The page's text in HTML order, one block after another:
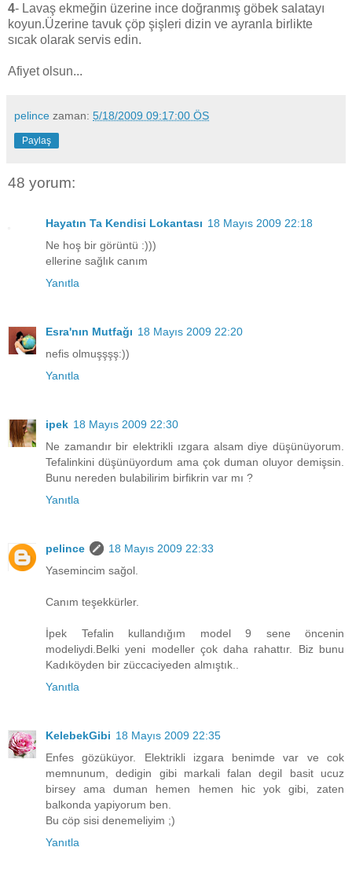
4- Lavaş ekmeğin üzerine ince doğranmış göbek salatayı
koyun.Üzerine tavuk çöp şişleri dizin ve ayranla birlikte
sıcak olarak servis edin.
Afiyet olsun...
pelince zaman: 5/18/2009 09:17:00 ÖS
Paylaş
48 yorum:
Hayatın Ta Kendisi Lokantası 18 Mayıs 2009 22:18
Ne hoş bir görüntü :)))
ellerine sağlık canım
Yanıtla
Esra'nın Mutfağı 18 Mayıs 2009 22:20
nefis olmuşşşş:))
Yanıtla
ipek 18 Mayıs 2009 22:30
Ne zamandır bir elektrikli ızgara alsam diye düşünüyorum.
Tefalinkini düşünüyordum ama çok duman oluyor demişsin.
Bunu nereden bulabilirim birfikrin var mı ?
Yanıtla
pelince
18 Mayıs 2009 22:33
Yasemincim sağol.
Canım teşekkürler.
İpek Tefalin kullandığım model 9 sene öncenin
modeliydi.Belki yeni modeller çok daha rahattır. Biz bunu
Kadıköyden bir züccaciyeden almıştık..
Yanıtla
KelebekGibi 18 Mayıs 2009 22:35
Enfes gözüküyor. Elektrikli izgara benimde var ve cok
memnunum, dedigin gibi markali falan degil basit ucuz
birsey ama duman hemen hemen hic yok gibi, zaten
balkonda yapiyorum ben.
Bu cöp sisi denemeliyim ;)
Yanıtla